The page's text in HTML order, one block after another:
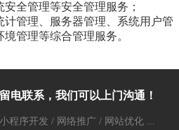
全管理等安全管理服务；
管理、服务器管理、系统用户管
管理等综合管理服务。
电联系，我们可以上门沟通！
程序开发 / 网络推广 / 网站优化 ...